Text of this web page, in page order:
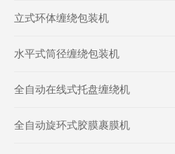
立式环体缠绕包装机
水平式筒径缠绕包装机
全自动在线式托盘缠绕机
全自动旋环式胶膜裹膜机